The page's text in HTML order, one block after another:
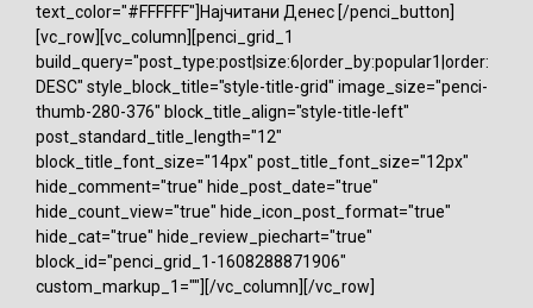
text_color="#FFFFFF"]Најчитани Денес [/penci_button]
[vc_row][vc_column][penci_grid_1
build_query="post_type:post|size:6|order_by:popular1|order:
DESC" style_block_title="style-title-grid" image_size="penci-
thumb-280-376" block_title_align="style-title-left"
post_standard_title_length="12"
block_title_font_size="14px" post_title_font_size="12px"
hide_comment="true" hide_post_date="true"
hide_count_view="true" hide_icon_post_format="true"
hide_cat="true" hide_review_piechart="true"
block_id="penci_grid_1-1608288871906"
custom_markup_1=""][/vc_column][/vc_row]